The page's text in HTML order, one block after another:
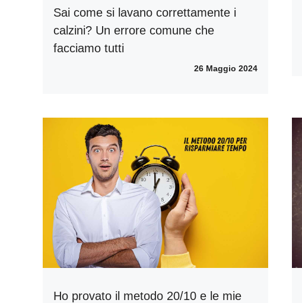
Sai come si lavano correttamente i
calzini? Un errore comune che
facciamo tutti
26 Maggio 2024
Ho provato il metodo 20/10 e le mie